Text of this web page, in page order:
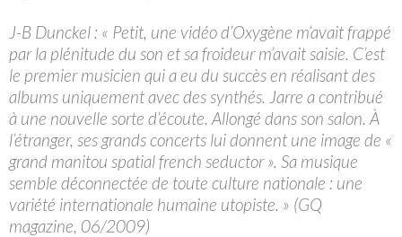
J-B Dunckel : « Petit, une vidéo d’Oxygène m’avait frappé
par la plénitude du son et sa froideur m’avait saisie. C’est
le premier musicien qui a eu du succès en réalisant des
albums uniquement avec des synthés. Jarre a contribué
à une nouvelle sorte d’écoute. Allongé dans son salon. À
l’étranger, ses grands concerts lui donnent une image de «
grand manitou spatial french seductor ». Sa musique
semble déconnectée de toute culture nationale : une
variété internationale humaine utopiste. » (GQ
magazine, 06/2009)